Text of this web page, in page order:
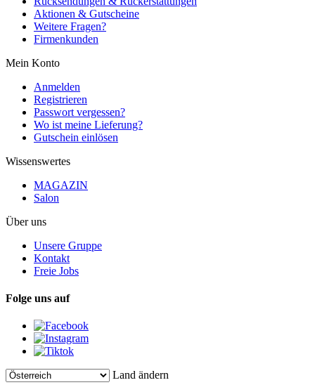
Aktionen & Gutscheine
Weitere Fragen?
Firmenkunden
Mein Konto
Anmelden
Registrieren
Passwort vergessen?
Wo ist meine Lieferung?
Gutschein einlösen
Wissenswertes
MAGAZIN
Salon
Über uns
Unsere Gruppe
Kontakt
Freie Jobs
Folge uns auf
Land ändern